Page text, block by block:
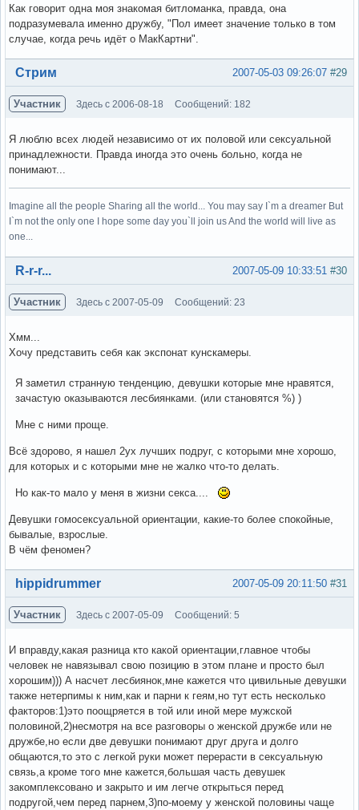
Как говорит одна моя знакомая битломанка, правда, она
подразумевала именно дружбу, "Пол имеет значение только в том
случае, когда речь идёт о МакКартни".
Вне форума #29
2007-05-03 09:26:07
Стрим
Участник Здесь с 2006-08-18 Сообщений: 182
Я люблю всех людей независимо от их половой или сексуальной
принадлежности. Правда иногда это очень больно, когда не
понимают...
Imagine all the people Sharing all the world... You may say I`m a dreamer But
I`m not the only one I hope some day you`ll join us And the world will live as
one...
Вне форума #30
2007-05-09 10:33:51
R-r-r...
Участник Здесь с 2007-05-09 Сообщений: 23
Хмм...
Хочу представить себя как экспонат кунскамеры.
Я заметил странную тенденцию, девушки которые мне нравятся,
зачастую оказываются лесбиянками. (или становятся %) )
Мне с ними проще.
Всё здорово, я нашел 2ух лучших подруг, с которыми мне хорошо,
для которых и с которыми мне не жалко что-то делать.
Но как-то мало у меня в жизни секса....
Девушки гомосексуальной ориентации, какие-то более спокойные,
бывалые, взрослые.
В чём феномен?
Вне форума #31
2007-05-09 20:11:50
hippidrummer
Участник Здесь с 2007-05-09 Сообщений: 5
И вправду,какая разница кто какой ориентации,главное чтобы
человек не навязывал свою позицию в этом плане и просто был
хорошим))) А насчет лесбиянок,мне кажется что цивильные девушки
также нетерпимы к ним,как и парни к геям,но тут есть несколько
факторов:1)это поощряется в той или иной мере мужской
половиной,2)несмотря на все разговоры о женской дружбе или не
дружбе,но если две девушки понимают друг друга и долго
общаются,то это с легкой руки может перерасти в сексуальную
связь,а кроме того мне кажется,большая часть девушек
закомплексовано и закрыто и им легче открыться перед
подругой,чем перед парнем,3)по-моему у женской половины чаще